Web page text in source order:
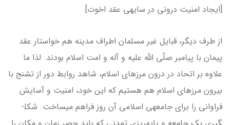
[ایجاد امنیت درونی در سایه­ی عقد اخوت]
از طرف دیگر، قبایل غیر مسلمان اطراف مدینه هم خواستار عقد
پیمان با پیامبر صلّی الله علیه و آله و امت اسلام بودند. لذا ما
علاوه بر اتحاد در درون مرزهای اسلام، شاهد روابط دور از تشنج با
بیرون مرزهای اسلام هم هستیم که این خود، امنیت و آسایش
فراوانی را برای جامعه­ی اسلامی آن روز فراهم می­ساخت. شکل­